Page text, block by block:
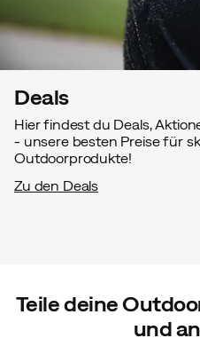
Deals
Hier findest du Deals,
- unsere besten Preise für
Outdoorprodukte!
Zu den Deals
Teile deine
und